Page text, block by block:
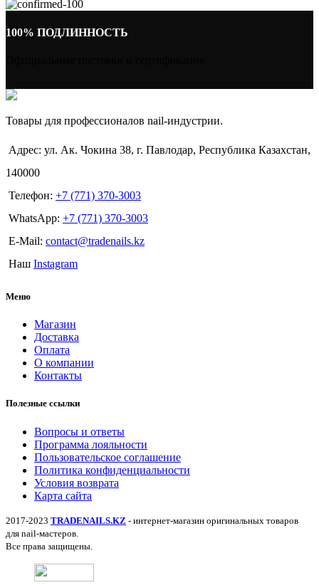
100% ПОДЛИННОСТЬ
Товары для профессионалов nail-индустрии.
Адрес: ул. Ак. Чокина 38, г. Павлодар, Республика Казахстан,
140000
Телефон: +7 (771) 370-3003
WhatsApp: +7 (771) 370-3003
E-Mail: contact@tradenails.kz
Наш Instagram
Меню
Магазин
Доставка
Оплата
О компании
Контакты
Полезные ссылки
Вопросы и ответы
Программа лояльности
Пользовательское соглашение
Политика конфиденциальности
Условия возврата
Карта сайта
2017-2023 TRADENAILS.KZ - интернет-магазин оригинальных товаров
для nail-мастеров.
Все права защищены.